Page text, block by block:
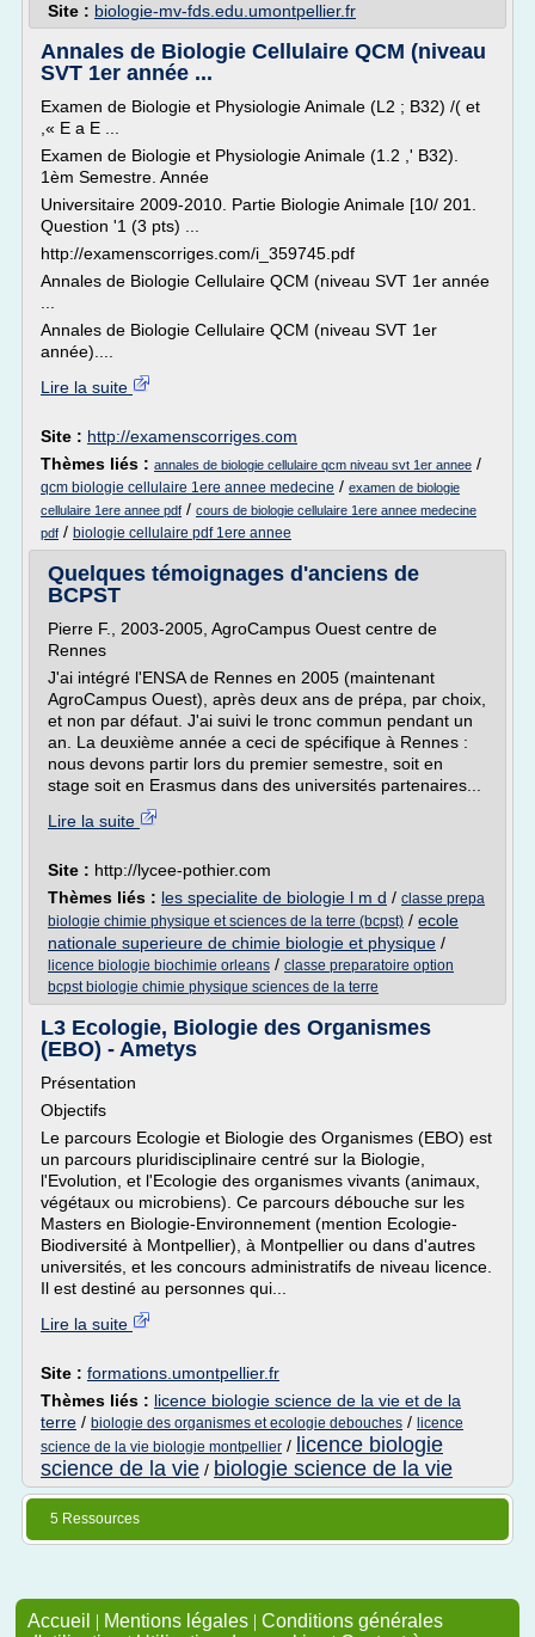
Site : biologie-mv-fds.edu.umontpellier.fr
Annales de Biologie Cellulaire QCM (niveau
SVT 1er année ...
Examen de Biologie et Physiologie Animale (L2 ; B32) /( et
,« E a E ...
Examen de Biologie et Physiologie Animale (1.2 ,' B32).
1èm Semestre. Année
Universitaire 2009-2010. Partie Biologie Animale [10/ 201.
Question '1 (3 pts) ...
http://examenscorriges.com/i_359745.pdf
Annales de Biologie Cellulaire QCM (niveau SVT 1er année
Annales de Biologie Cellulaire QCM (niveau SVT 1er
année)....
Lire la suite
Site : http://examenscorriges.com
Thèmes liés : annales de biologie cellulaire qcm niveau svt 1er annee /
qcm biologie cellulaire 1ere annee medecine / examen de biologie
cellulaire 1ere annee pdf / cours de biologie cellulaire 1ere annee medecine
pdf / biologie cellulaire pdf 1ere annee
Quelques témoignages d'anciens de
BCPST
Pierre F., 2003-2005, AgroCampus Ouest centre de
Rennes
J'ai intégré l'ENSA de Rennes en 2005 (maintenant
AgroCampus Ouest), après deux ans de prépa, par choix,
et non par défaut. J'ai suivi le tronc commun pendant un
an. La deuxième année a ceci de spécifique à Rennes :
nous devons partir lors du premier semestre, soit en
stage soit en Erasmus dans des universités partenaires...
Lire la suite
Site : http://lycee-pothier.com
Thèmes liés : les specialite de biologie l m d / classe prepa
biologie chimie physique et sciences de la terre (bcpst) / ecole
nationale superieure de chimie biologie et physique /
licence biologie biochimie orleans / classe preparatoire option
bcpst biologie chimie physique sciences de la terre
L3 Ecologie, Biologie des Organismes
(EBO) - Ametys
Présentation
Objectifs
Le parcours Ecologie et Biologie des Organismes (EBO) est
un parcours pluridisciplinaire centré sur la Biologie,
l'Evolution, et l'Ecologie des organismes vivants (animaux,
végétaux ou microbiens). Ce parcours débouche sur les
Masters en Biologie-Environnement (mention Ecologie-
Biodiversité à Montpellier), à Montpellier ou dans d'autres
universités, et les concours administratifs de niveau licence.
Il est destiné au personnes qui...
Lire la suite
Site : formations.umontpellier.fr
Thèmes liés : licence biologie science de la vie et de la
terre / biologie des organismes et ecologie debouches / licence
science de la vie biologie montpellier / licence biologie
science de la vie / biologie science de la vie
5 Ressources
Accueil | Mentions légales | Conditions générales